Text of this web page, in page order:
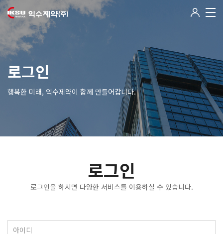
로그인
행복한 미래, 익수제약이 함께 만들어갑니다.
로그인
로그인을 하시면 다양한 서비스를 이용하실 수 있습니다.